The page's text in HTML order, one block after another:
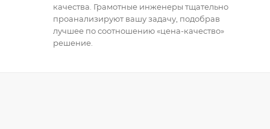
качества. Грамотные инженеры тщательно
проанализируют вашу задачу, подобрав
лучшее по соотношению «цена-качество»
решение.